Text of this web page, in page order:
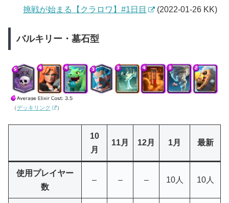
挑戦が始まる【クラロワ】#1日目
(2022-01-26 KK)
バルキリー・墓石型
（デッキリンク ）
10
月
11月 12月 1月 最新
使用プレイヤー
数
– – – 10人 10人